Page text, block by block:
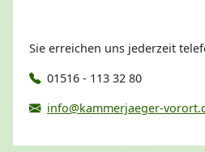
Sie erreichen uns jederzeit
01516 - 113 32 80
info@kammerjaeger-